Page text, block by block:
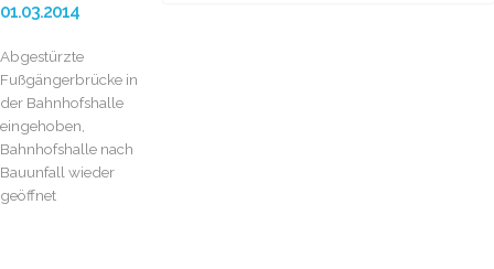
01.03.2014
Abgestürzte
Fußgängerbrücke in
der Bahnhofshalle
eingehoben,
Bahnhofshalle nach
Bauunfall wieder
geöffnet